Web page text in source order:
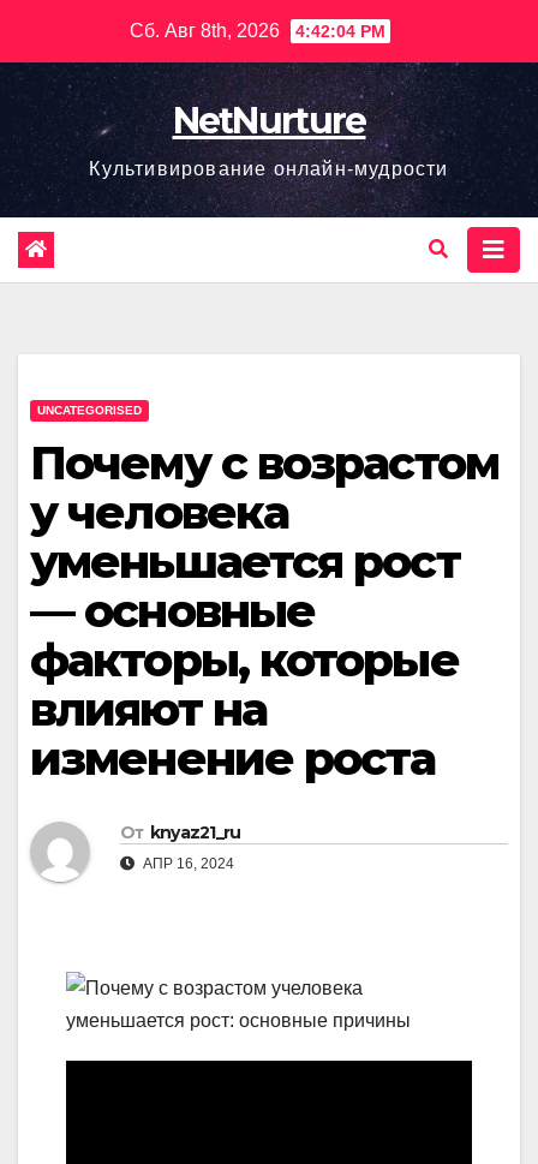
содержимому
Сб. Авг 8th, 2026 4:42:05 PM
NetNurture
Культивирование онлайн-мудрости
UNCATEGORISED
Почему с возрастом
у человека
уменьшается рост
— основные
факторы, которые
влияют на
изменение роста
От knyaz21_ru
АПР 16, 2024